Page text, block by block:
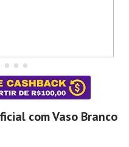
com Vaso Branco